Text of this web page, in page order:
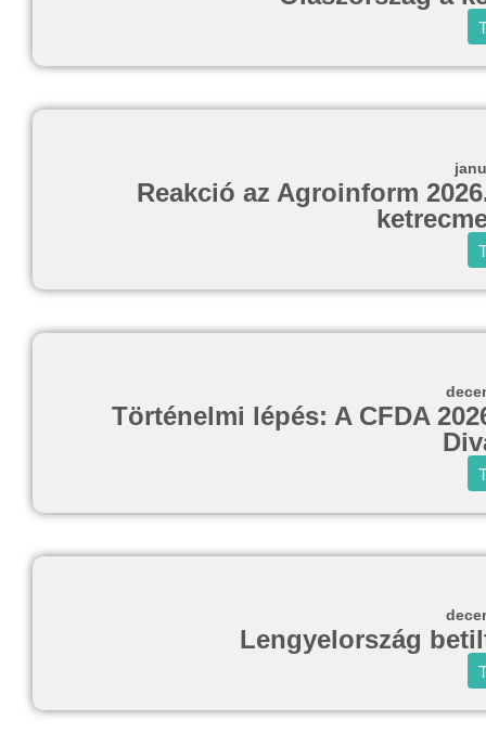
Reakció az Agroinform
Történelmi lépés: A CFDA
Lengyelország